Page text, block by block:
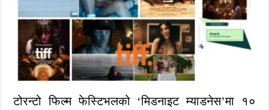
टोरन्टो फिल्म फेस्टिभलको ‘मिडनाइट म्याडनेस’मा १०